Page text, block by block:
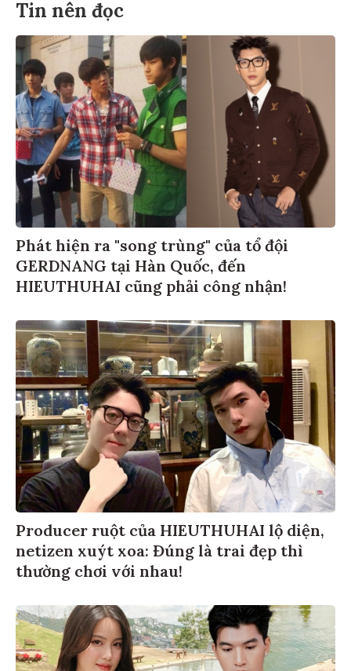
Tin nên đọc
Phát hiện ra "song trùng" của tổ đội
GERDNANG tại Hàn Quốc, đến
HIEUTHUHAI cũng phải công nhận!
Producer ruột của HIEUTHUHAI lộ diện,
netizen xuýt xoa: Đúng là trai đẹp thì
thường chơi với nhau!